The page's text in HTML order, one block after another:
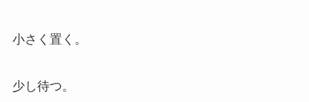
小さく置く。
少し待つ。